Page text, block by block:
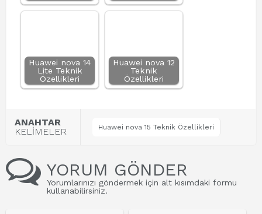
Huawei nova 14
Lite Teknik
Özellikleri
Huawei nova 12
Teknik
Özellikleri
ANAHTAR
KELİMELER
Huawei nova 15 Teknik Özellikleri
YORUM GÖNDER
Yorumlarınızı göndermek için alt kısımdaki formu
kullanabilirsiniz.